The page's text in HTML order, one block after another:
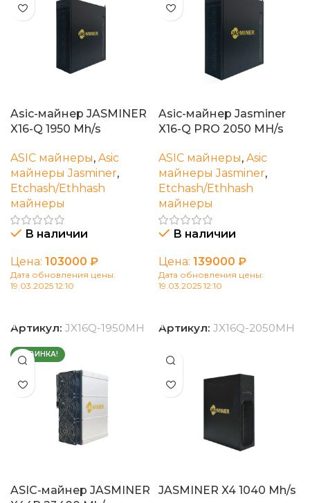
Asic-майнер JASMINER
X16-Q 1950 Mh/s
ASIC майнеры, Asic
майнеры Jasminer,
Etchash/Ethhash
майнеры
В наличии
Цена: 103000 ₽
Дата обновления цены:
19.03.2025 12:10
Артикул: JX16Q-1950MH
Asic-майнер Jasminer
X16-Q PRO 2050 MH/s
ASIC майнеры, Asic
майнеры Jasminer,
Etchash/Ethhash
майнеры
В наличии
Цена: 139000 ₽
Дата обновления цены:
19.03.2025 12:10
Артикул: JX16Q-2050MH
НОВИНКА!
ASIC-майнер JASMINER
JASMINER X4 1040 Mh/s